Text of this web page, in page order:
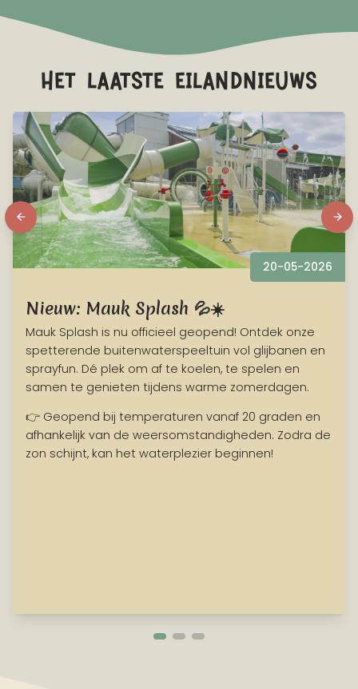
het laatste eilandnieuws
20-05-2026
Nieuw: Mauk Splash 💦☀️
Mauk Splash is nu officieel geopend! Ontdek onze
spetterende buitenwaterspeeltuin vol glijbanen en
sprayfun. Dé plek om af te koelen, te spelen en
samen te genieten tijdens warme zomerdagen.
👉 Geopend bij temperaturen vanaf 20 graden en
afhankelijk van de weersomstandigheden. Zodra de
zon schijnt, kan het waterplezier beginnen!